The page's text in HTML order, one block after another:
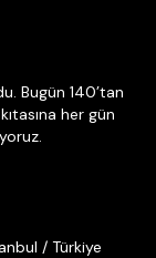
Bugün 140’tan
her gün
/ Türkiye